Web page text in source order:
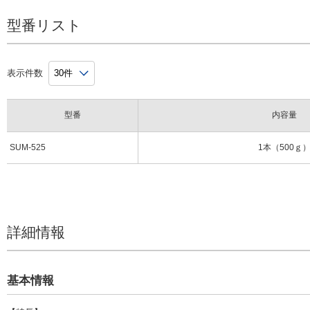
型番リスト
表示件数
型番
SUM-525
内容量
1本（500ｇ）
詳細情報
基本情報